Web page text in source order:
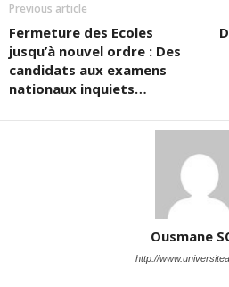
Previous article
Fermeture des Ecoles
jusqu’à nouvel ordre : Des
candidats aux examens
nationaux inquiets…
Ousmane
http://